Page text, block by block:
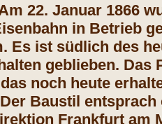
22. Januar 1866
in Betrieb
Es ist südlich des
geblieben. Das
das noch heute
Baustil
Frankfurt am